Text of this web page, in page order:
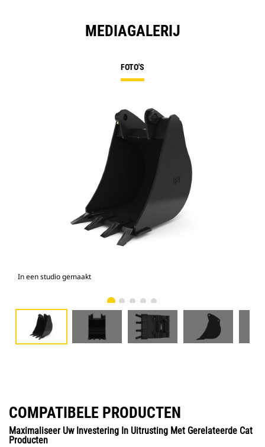
MEDIAGALERIJ
FOTO'S
In een studio gemaakt
COMPATIBELE PRODUCTEN
Maximaliseer Uw Investering In Uitrusting Met Gerelateerde Cat
Producten